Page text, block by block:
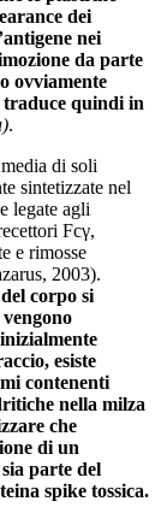
dei
nei
da parte
ovviamente
traduce quindi in
.
di soli
sintetizzate nel
legate agli
Fcγ,
e rimosse
2003).
corpo si
esiste
contenenti
nella milza
che
di un
parte del
spike tossica.